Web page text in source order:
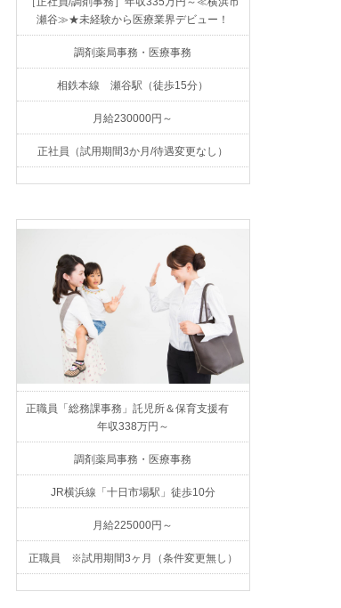
瀬谷≫★未経験から医療業界デビュー！
調剤薬局事務・医療事務
相鉄本線 瀬谷駅（徒歩15分）
月給230000円～
正社員（試用期間3か月/待遇変更なし）
正職員「総務課事務」託児所＆保育支援有
年収338万円～
調剤薬局事務・医療事務
JR横浜線「十日市場駅」徒歩10分
月給225000円～
正職員 ※試用期間3ヶ月（条件変更無し）